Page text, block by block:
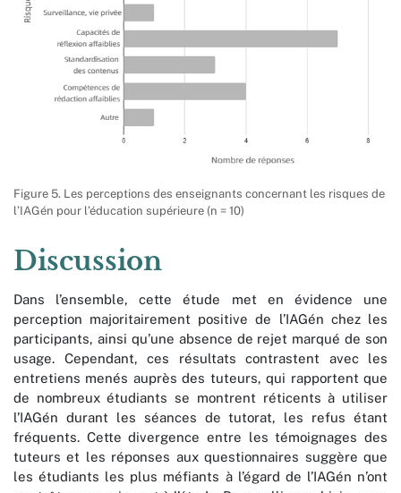
Figure 5. Les perceptions des enseignants concernant les risques de
l’IAGén pour l’éducation supérieure (n = 10)
Discussion
Dans l’ensemble, cette étude met en évidence une
perception majoritairement positive de l’IAGén chez les
participants, ainsi qu’une absence de rejet marqué de son
usage. Cependant, ces résultats contrastent avec les
entretiens menés auprès des tuteurs, qui rapportent que
de nombreux étudiants se montrent réticents à utiliser
l’IAGén durant les séances de tutorat, les refus étant
fréquents. Cette divergence entre les témoignages des
tuteurs et les réponses aux questionnaires suggère que
les étudiants les plus méfiants à l’égard de l’IAGén n’ont